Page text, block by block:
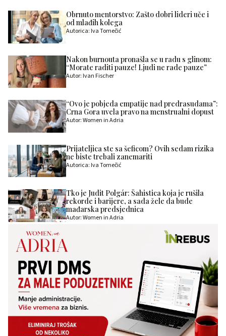
Obrnuto mentorstvo: Zašto dobri lideri uče i
od mlađih kolega
Autorica: Iva Tomečić
Nakon burnouta pronašla se u radu s glinom:
“Morate raditi pauze! Ljudi ne rade pauze”
Autor: Ivan Fischer
“Ovo je pobjeda empatije nad predrasudama”:
Crna Gora uvela pravo na menstrualni dopust
Autor: Women in Adria
Prijateljica ste sa šeficom? Ovih sedam rizika
ne biste trebali zanemariti
Autorica: Iva Tomečić
Tko je Judit Polgár: Šahistica koja je rušila
rekorde i barijere, a sada žele da bude
mađarska predsjednica
Autor: Women in Adria